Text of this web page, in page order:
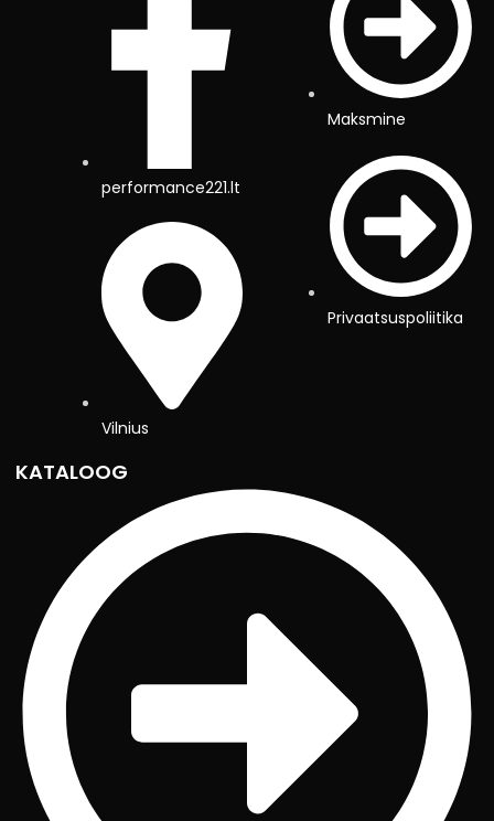
performance221.lt
Vilnius
Maksmine
Privaatsuspoliitika
KATALOOG